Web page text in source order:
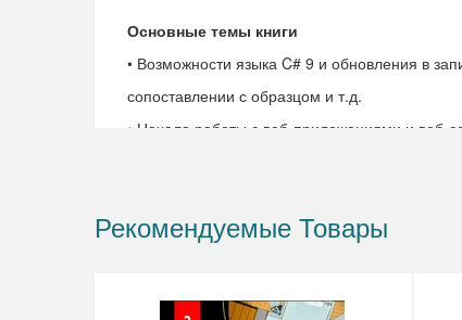
Основные темы книги
• Возможности языка C# 9 и обновления в
сопоставлении с образцом и т.д.
• Начало работы с веб-приложениями и веб-
Рекомендуемые Товары